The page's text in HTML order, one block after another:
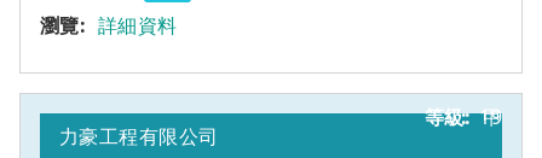
詳細資料
19
力豪工程有限公司
甲